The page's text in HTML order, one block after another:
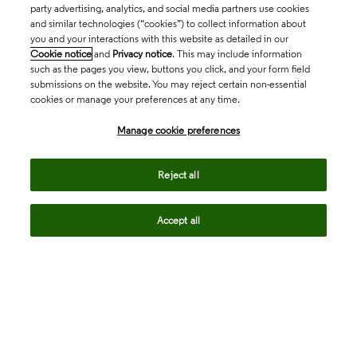
party advertising, analytics, and social media partners use cookies
and similar technologies (“cookies”) to collect information about
you and your interactions with this website as detailed in our
Cookie notice and Privacy notice. This may include information
such as the pages you view, buttons you click, and your form field
submissions on the website. You may reject certain non-essential
cookies or manage your preferences at any time.
Manage cookie preferences
Reject all
Accept all